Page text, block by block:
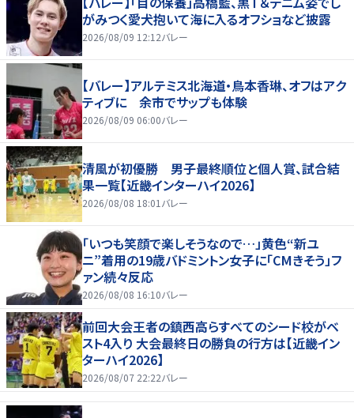
がみつく愛犬抱いて海に入るオフショなど披露
2026/08/09 12:12バレー
【バレー】アルテミス北海道・鳥本香琳、オフはアク
ティブに 余市でサップも体験
2026/08/09 06:00バレー
清風が初優勝 男子最終順位と個人賞、試合結
果一覧【近畿インターハイ2026】
2026/08/08 18:01 バレー
「いつも笑顔で楽しそうなので…」黄色“新ユ
ニ”着用の19歳バドミントン女子に「CMきそう」フ
ァン続々反応
2026/08/08 16:10バレー
前回大会王者の鎮西高らすべてのシード校がベ
スト4入り 大会最終日の勝負の行方は【近畿イン
ターハイ2026】
2026/08/07 22:22バレー